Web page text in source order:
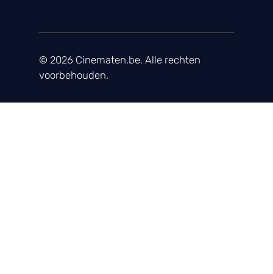
© 2026 Cinematen.be. Alle rechten
voorbehouden.